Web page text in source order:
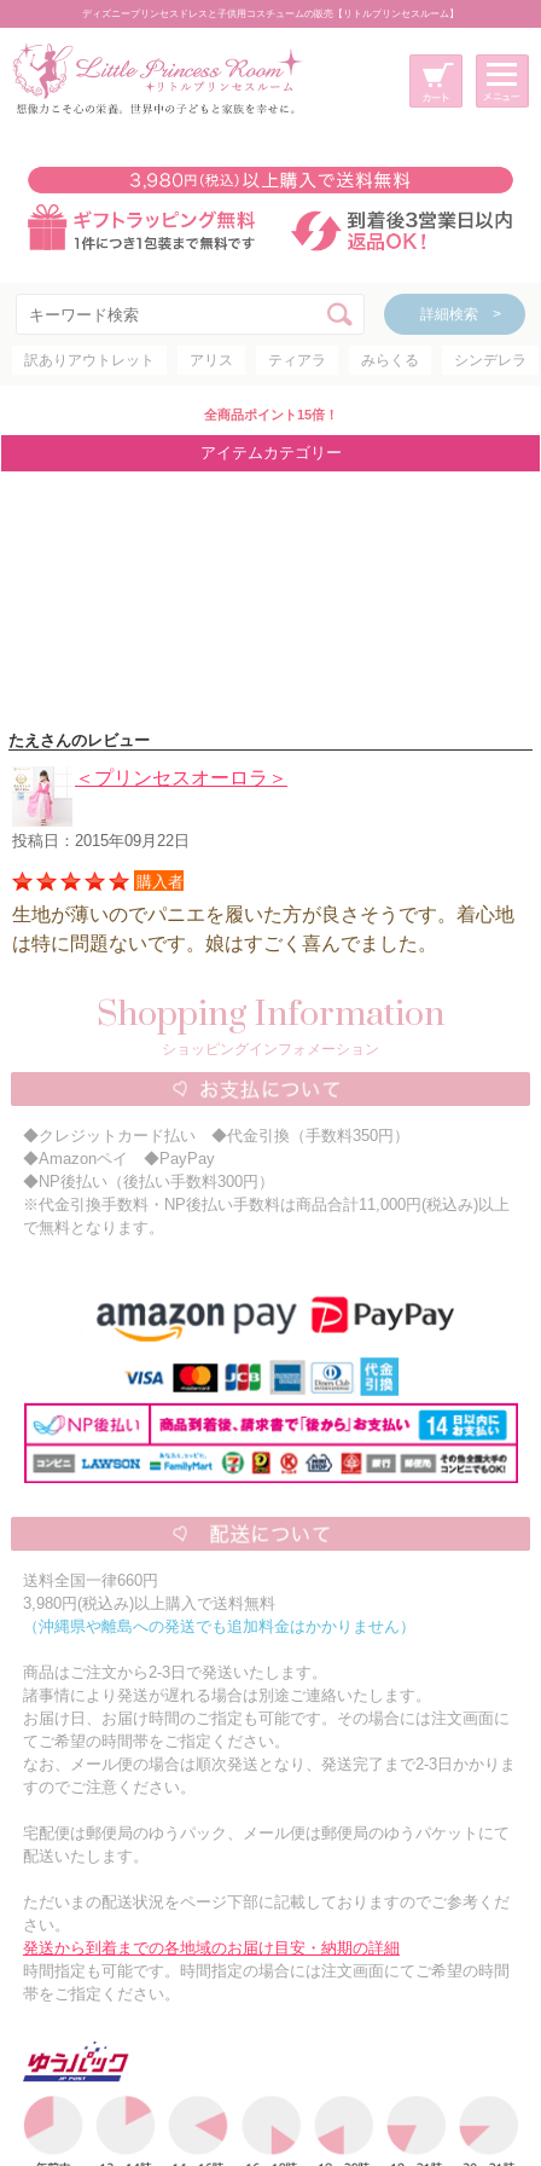
ディズニープリンセスドレスと子供用コスチュームの販売【リトルプリンセスルーム】
詳細検索 >
訳ありアウトレット アリス ティアラ みらくる シンデレラ
全商品ポイント15倍！
アイテムカテゴリー
たえさんのレビュー
＜プリンセスオーロラ＞
投稿日：2015年09月22日
購入者
生地が薄いのでパニエを履いた方が良さそうです。着心地
は特に問題ないです。娘はすごく喜んでました。
Shopping Information
ショッピングインフォメーション
◆クレジットカード払い ◆代金引換（手数料350円）
◆Amazonペイ ◆PayPay
◆NP後払い（後払い手数料300円）
※代金引換手数料・NP後払い手数料は商品合計11,000円(税込み)以上
で無料となります。
送料全国一律660円
3,980円(税込み)以上購入で送料無料
（沖縄県や離島への発送でも追加料金はかかりません）
商品はご注文から2-3日で発送いたします。
諸事情により発送が遅れる場合は別途ご連絡いたします。
お届け日、お届け時間のご指定も可能です。その場合には注文画面に
てご希望の時間帯をご指定ください。
なお、メール便の場合は順次発送となり、発送完了まで2-3日かかりま
すのでご注意ください。
宅配便は郵便局のゆうパック、メール便は郵便局のゆうパケットにて
配送いたします。
ただいまの配送状況をページ下部に記載しておりますのでご参考くだ
さい。
発送から到着までの各地域のお届け目安・納期の詳細
時間指定も可能です。時間指定の場合には注文画面にてご希望の時間
帯をご指定ください。
新規会員登録
マイページ
カート
詳細検索 >
アイテムカテゴリー
ディズニープリンセス
ディズニキャラクター
返品・交換
よくあるご質問
レビューを見る
ブログ
お問い合わせ
当店は持続可能な開発目標「SDGs」を推進しています。
0120-221-040
電話受付時間：月～金10:00~16:00 ※祝日除く